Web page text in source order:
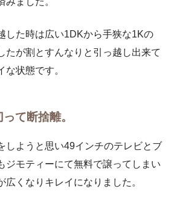
した時は広い1DKから手狭な1Kの
たが割とすんなりと引っ越し出来て
な状態です。
て断捨離。
しようと思い49インチのテレビとブ
ジモティーにて無料で譲ってしまい
広くなりキレイになりました。